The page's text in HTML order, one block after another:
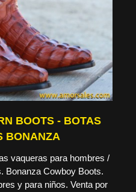
BOOTS - BOTAS
BONANZA
vaqueras para hombres /
Bonanza Cowboy Boots.
y para niños. Venta por